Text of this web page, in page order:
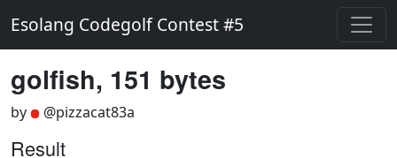
Esolang Codegolf Contest #5
golfish, 151 bytes
by @pizzacat83a
Result